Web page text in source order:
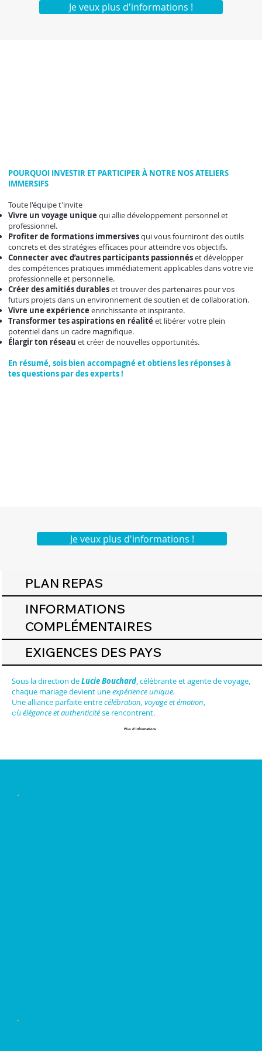
Sous la direction deLucie Bouchard, célébrante et agente de voyage,
chaque mariage devient uneexpérience unique.
Une alliance parfaite entrecélébration, voyage et émotion,
oùélégance et authenticitése rencontrent.
Plus d'informations
Je veux plus d'informations !
POURQUOI INVESTIR ET PARTICIPER À NOTRE NOS ATELIERS
IMMERSIFS
Toute l'équipe t'invite
Vivre un voyage unique qui allie développement personnel et
professionnel.
Profiter de formations immersivesqui vous fourniront des outils
concrets et des stratégies efficaces pour atteindre vos objectifs.
Connecter avec d’autres participants passionnéset développer
des compétences pratiques immédiatement applicables dans votre vie
professionnelle et personnelle.
Créer des amitiés durableset trouver des partenaires pour vos
futurs projets dans un environnement de soutien et de collaboration.
Vivre une expérience enrichissante et inspirante.
Transformer tes aspirations en réalité et libérer votre plein
potentiel dans un cadre magnifique.
Élargir ton réseau et créer de nouvelles opportunités.
En résumé, sois bien accompagné et obtiens les réponses à
tesquestions par des experts !
Je veux plus d'informations !
PLAN REPAS
INFORMATIONS
COMPLÉMENTAIRES
EXIGENCES DES PAYS